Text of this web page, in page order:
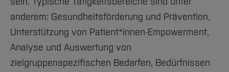
anderem: Gesundheitsförderung und Prävention,
Unterstützung von Patient*innen-Empowerment,
Analyse und Auswertung von
zielgruppenspezifischen Bedarfen, Bedürfnissen